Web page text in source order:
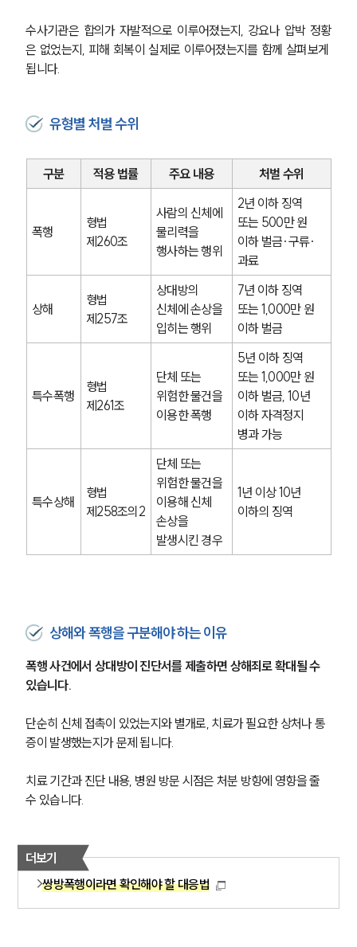
수사기관은 합의가 자발적으로 이루어졌는지, 강요나 압박 정황
은 없었는지, 피해 회복이 실제로 이루어졌는지를 함께 살펴보게
됩니다.
유형별 처벌 수위
구분 적용 법률 주요 내용 처벌 수위
폭행
형법
제260조
사람의 신체에
물리력을
행사하는 행위
2년 이하 징역
또는 500만 원
이하 벌금·구류·
과료
상해
형법
제257조
상대방의
신체에 손상을
입히는 행위
7년 이하 징역
또는 1,000만 원
이하 벌금
특수폭행
형법
제261조
단체 또는
위험한 물건을
이용한 폭행
5년 이하 징역
또는 1,000만 원
이하 벌금, 10년
이하 자격정지
병과 가능
특수상해
형법
제258조의2
단체 또는
위험한 물건을
이용해 신체
손상을
발생시킨 경우
1년 이상 10년
이하의 징역
상해와 폭행을 구분해야 하는 이유
폭행 사건에서 상대방이 진단서를 제출하면 상해죄로 확대될 수
있습니다.
단순히 신체 접촉이 있었는지와 별개로, 치료가 필요한 상처나 통
증이 발생했는지가 문제 됩니다.
치료 기간과 진단 내용, 병원 방문 시점은 처분 방향에 영향을 줄
수 있습니다.
더보기
쌍방폭행이라면 확인해야 할 대응법